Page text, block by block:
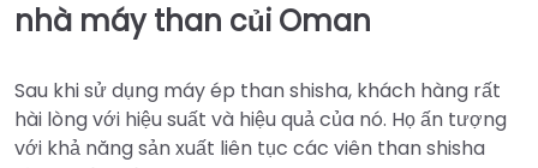
nhà máy than củi Oman
Sau khi sử dụng máy ép than shisha, khách hàng rất
hài lòng với hiệu suất và hiệu quả của nó. Họ ấn tượng
với khả năng sản xuất liên tục các viên than shisha